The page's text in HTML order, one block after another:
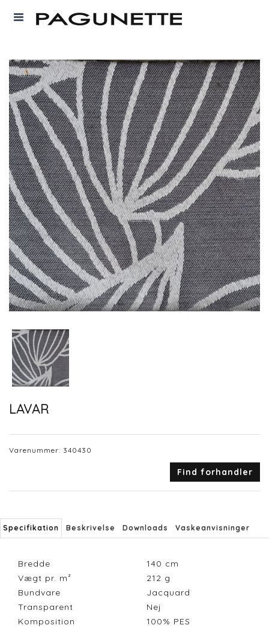
LAVAR
Varenummer: 340430
Find forhandler
Specifikation Beskrivelse Downloads Vaskeanvisninger
Bredde 140 cm
Vægt pr. m²
212 g
Bundvare
Jacquard
Transparent
Nej
Komposition
100% PES